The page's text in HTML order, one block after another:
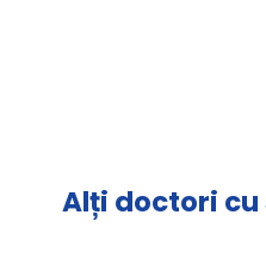
Alți doctori